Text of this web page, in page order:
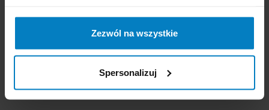
Zezwól na wszystkie
Spersonalizuj
KUPUJĘ -